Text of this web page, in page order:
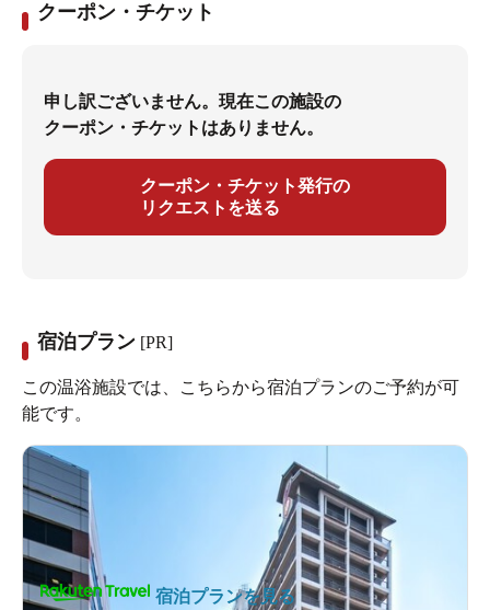
クーポン・チケット
申し訳ございません。現在この施設の
クーポン・チケットはありません。
クーポン・チケット発行の
リクエストを送る
宿泊プラン [PR]
この温浴施設では、こちらから宿泊プランのご予約が可
能です。
宿泊プランを見る